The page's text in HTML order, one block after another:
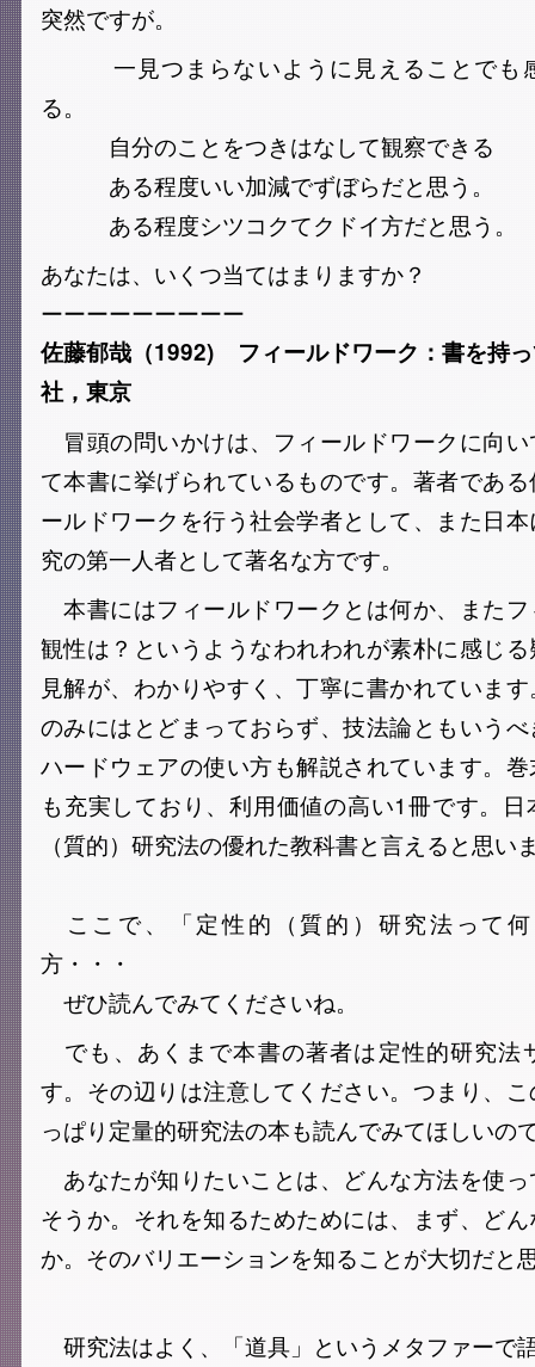
突然ですが。
一見つまらないように見えることでも
る。
自分のことをつきはなして観察できる
ある程度いい加減でずぼらだと思う。
ある程度シツコクてクドイ方だと思う。
あなたは、いくつ当てはまりますか？
ーーーーーーーーー
佐藤郁哉（1992) フィールドワーク：書を持
社，東京
冒頭の問いかけは、フィールドワークに向
て本書に挙げられているものです。著者であ
ールドワークを行う社会学者として、また日
究の第一人者として著名な方です。
本書にはフィールドワークとは何か、また
観性は？というようなわれわれが素朴に感じ
見解が、わかりやすく、丁寧に書かれていま
のみにはとどまっておらず、技法論ともいう
ハードウェアの使い方も解説されています。
も充実しており、利用価値の高い1冊です。
（質的）研究法の優れた教科書と言えると思い
ここで、「定性的（質的）研究法って
方・・・
ぜひ読んでみてくださいね。
でも、あくまで本書の著者は定性的研究法
す。その辺りは注意してください。つまり、
っぱり定量的研究法の本も読んでみてほしいの
あなたが知りたいことは、どんな方法を使
そうか。それを知るためためには、まず、ど
か。そのバリエーションを知ることが大切だと
研究法はよく、「道具」というメタファーで